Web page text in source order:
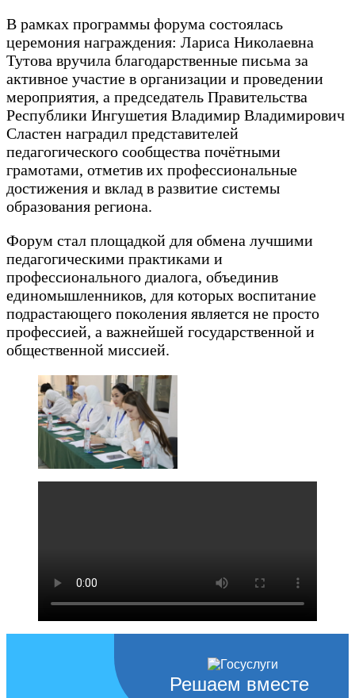
В рамках программы форума состоялась
церемония награждения: Лариса Николаевна
Тутова вручила благодарственные письма за
активное участие в организации и проведении
мероприятия, а председатель Правительства
Республики Ингушетия Владимир Владимирович
Сластен наградил представителей
педагогического сообщества почётными
грамотами, отметив их профессиональные
достижения и вклад в развитие системы
образования региона.
Форум стал площадкой для обмена лучшими
педагогическими практиками и
профессионального диалога, объединив
единомышленников, для которых воспитание
подрастающего поколения является не просто
профессией, а важнейшей государственной и
общественной миссией.
Решаем вместе